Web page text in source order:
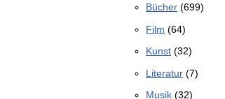
Bücher (699)
Film (64)
Kunst (32)
Literatur (7)
Musik (32)